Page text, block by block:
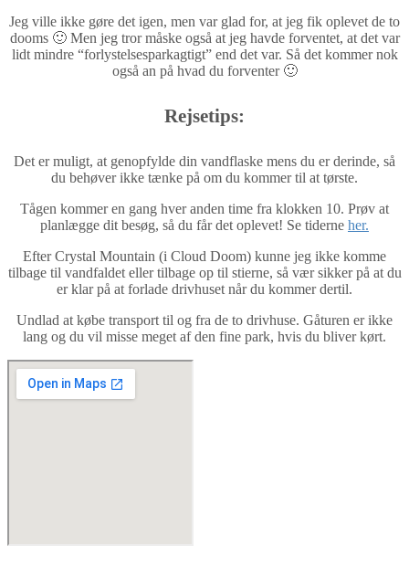
Jeg ville ikke gøre det igen, men var glad for, at jeg fik oplevet de to
dooms 🙂 Men jeg tror måske også at jeg havde forventet, at det var
lidt mindre “forlystelsesparkagtigt” end det var. Så det kommer nok
også an på hvad du forventer 🙂
Rejsetips:
Det er muligt, at genopfylde din vandflaske mens du er derinde, så
du behøver ikke tænke på om du kommer til at tørste.
Tågen kommer en gang hver anden time fra klokken 10. Prøv at
planlægge dit besøg, så du får det oplevet! Se tiderne her.
Efter Crystal Mountain (i Cloud Doom) kunne jeg ikke komme
tilbage til vandfaldet eller tilbage op til stierne, så vær sikker på at du
er klar på at forlade drivhuset når du kommer dertil.
Undlad at købe transport til og fra de to drivhuse. Gåturen er ikke
lang og du vil misse meget af den fine park, hvis du bliver kørt.